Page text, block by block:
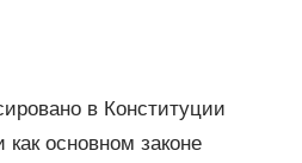
в Конституции
основном законе